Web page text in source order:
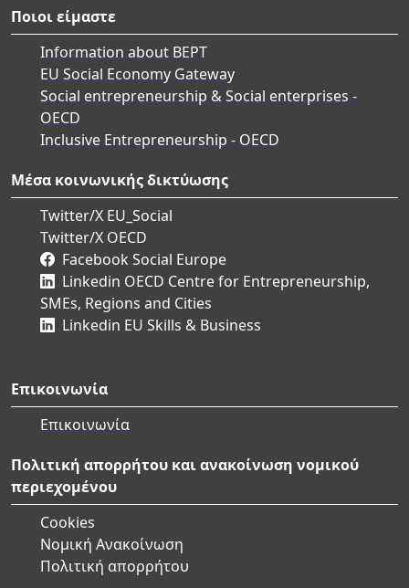
Ποιοι είμαστε
Information about BEPT
EU Social Economy Gateway
Social entrepreneurship & Social enterprises -
OECD
Inclusive Entrepreneurship - OECD
Μέσα κοινωνικής δικτύωσης
Twitter/X EU_Social
Twitter/X OECD
Facebook Social Europe
Linkedin OECD Centre for Entrepreneurship,
SMEs, Regions and Cities
Linkedin EU Skills & Business
Επικοινωνία
Επικοινωνία
Πολιτική απορρήτου και ανακοίνωση νομικού
περιεχομένου
Cookies
Νομική Ανακοίνωση
Πολιτική απορρήτου